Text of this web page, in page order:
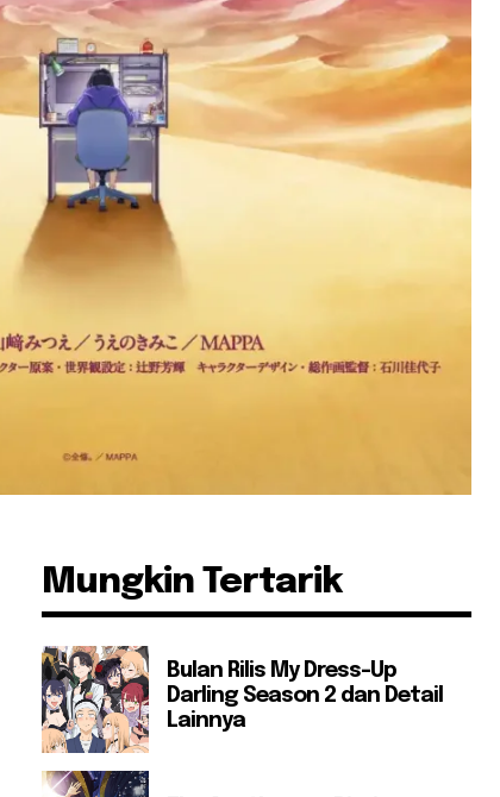
Mungkin Tertarik
Bulan Rilis My Dress-Up
Darling Season 2 dan Detail
Lainnya